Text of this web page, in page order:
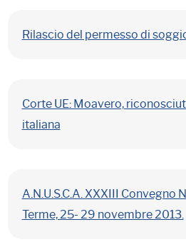
Rilascio del permesso di
Corte UE: Moavero,
italiana
A.N.U.S.C.A. XXXIII Convegno
Terme, 25- 29 novembre 2013.